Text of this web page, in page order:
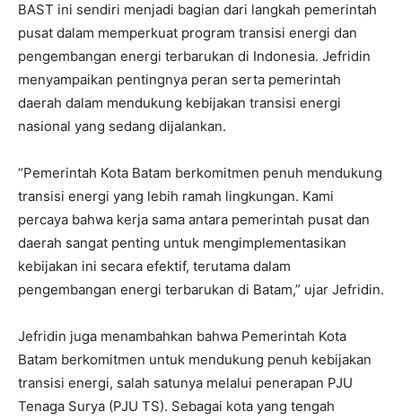
BAST ini sendiri menjadi bagian dari langkah pemerintah
pusat dalam memperkuat program transisi energi dan
pengembangan energi terbarukan di Indonesia. Jefridin
menyampaikan pentingnya peran serta pemerintah
daerah dalam mendukung kebijakan transisi energi
nasional yang sedang dijalankan.
“Pemerintah Kota Batam berkomitmen penuh mendukung
transisi energi yang lebih ramah lingkungan. Kami
percaya bahwa kerja sama antara pemerintah pusat dan
daerah sangat penting untuk mengimplementasikan
kebijakan ini secara efektif, terutama dalam
pengembangan energi terbarukan di Batam,” ujar Jefridin.
Jefridin juga menambahkan bahwa Pemerintah Kota
Batam berkomitmen untuk mendukung penuh kebijakan
transisi energi, salah satunya melalui penerapan PJU
Tenaga Surya (PJU TS). Sebagai kota yang tengah